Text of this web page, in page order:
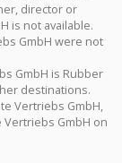
director or
is not available.
GmbH were not
GmbH is Rubber
destinations.
Vertriebs GmbH,
GmbH on